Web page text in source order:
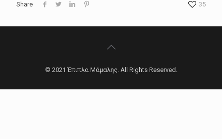
Share 35
© 2021 Έπιπλα Μάμαλης. All Rights Reserved.